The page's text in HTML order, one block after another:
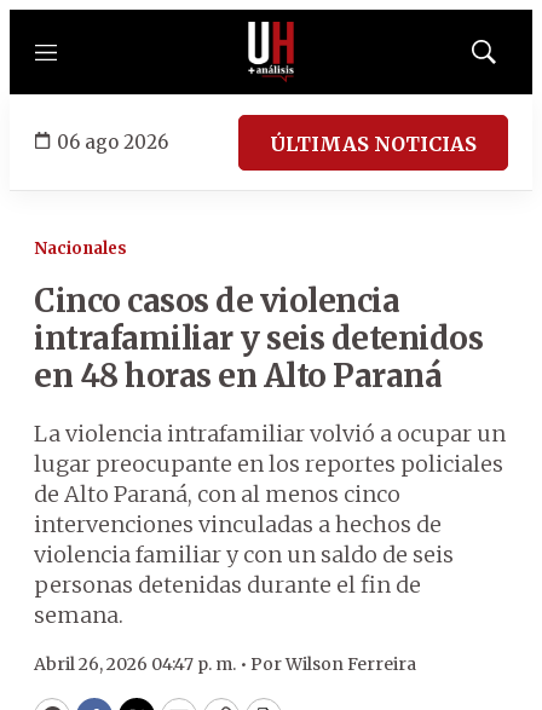
Menú
Mostrar
06 ago 2026 ÚLTIMAS NOTICIAS
Nacionales
Cinco casos de violencia
intrafamiliar y seis detenidos
en 48 horas en Alto Paraná
La violencia intrafamiliar volvió a ocupar un
lugar preocupante en los reportes policiales
de Alto Paraná, con al menos cinco
intervenciones vinculadas a hechos de
violencia familiar y con un saldo de seis
personas detenidas durante el fin de
semana.
Abril 26, 2026 04:47 p. m. • PorWilson Ferreira